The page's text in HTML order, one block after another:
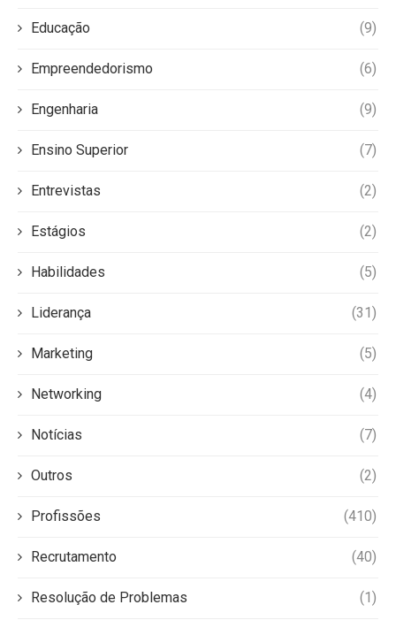
Educação (9)
Empreendedorismo (6)
Engenharia (9)
Ensino Superior (7)
Entrevistas (2)
Estágios (2)
Habilidades (5)
Liderança (31)
Marketing (5)
Networking (4)
Notícias (7)
Outros (2)
Profissões (410)
Recrutamento (40)
Resolução de Problemas (1)